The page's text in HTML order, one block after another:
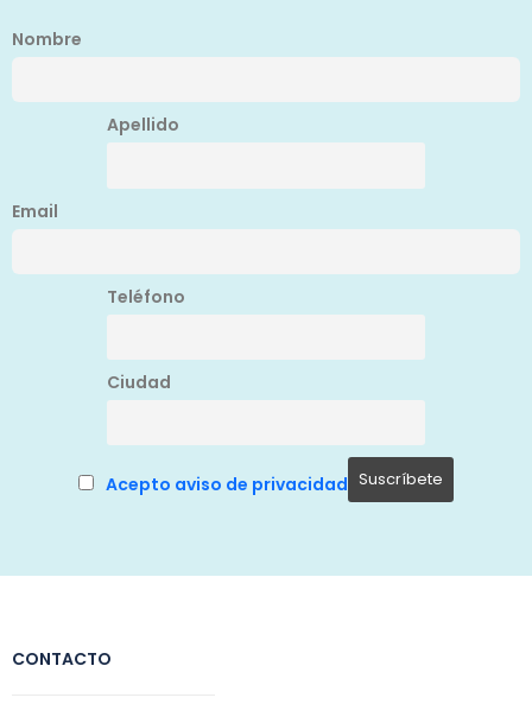
Nombre
Apellido
Email
Teléfono
Ciudad
Acepto aviso de privacidad
CONTACTO